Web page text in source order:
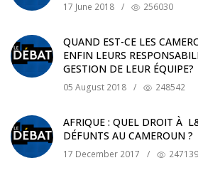
17 June 2018 / 256030
QUAND EST-CE LES
ENFIN LEURS
GESTION DE LEUR ÉQUIPE?
05 August 2018 / 248542
AFRIQUE : QUEL DROIT À
DÉFUNTS AU CAMEROUN ?
17 December 2017 / 247139